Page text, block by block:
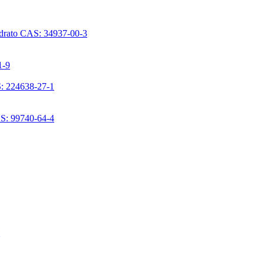
CAS: 34937-00-3
9
224638-27-1
99740-64-4